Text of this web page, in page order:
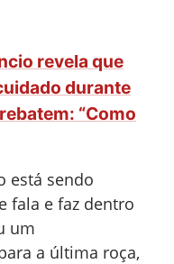
revela que
durante
“Como
está sendo
fala e faz dentro
um
a última roça,